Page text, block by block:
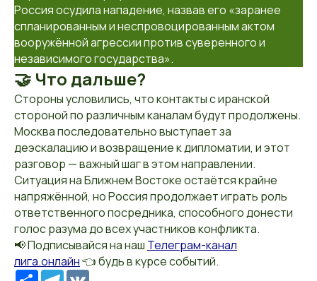
Россия осудила нападение, назвав его «заранее
спланированным и неспровоцированным актом
вооружённой агрессии против суверенного и
независимого государства».
🤝 Что дальше?
Стороны условились, что контакты с иранской
стороной по различным каналам будут продолжены.
Москва последовательно выступает за
деэскалацию и возвращение к дипломатии, и этот
разговор — важный шаг в этом направлении.
Ситуация на Ближнем Востоке остаётся крайне
напряжённой, но Россия продолжает играть роль
ответственного посредника, способного донести
голос разума до всех участников конфликта.
📢 Подписывайся на наш Телеграм-канал
лига.онлайн👈 будь в курсе событий.
РесурсTelegram